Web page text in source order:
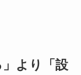
より「設